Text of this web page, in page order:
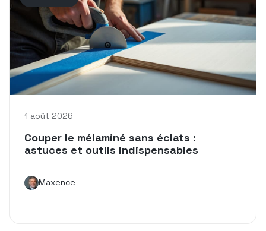
1 août 2026
Couper le mélaminé sans éclats :
astuces et outils indispensables
Maxence